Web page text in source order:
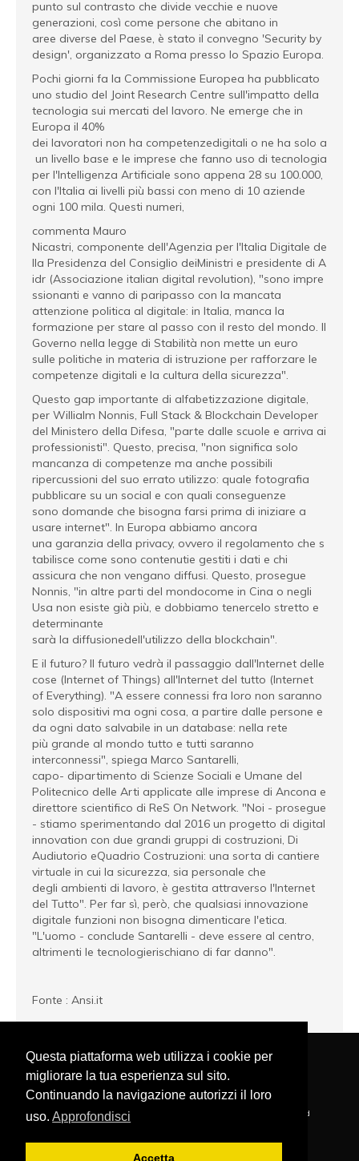
Questa piattaforma web utilizza i cookie per
migliorare la tua esperienza sul sito.
Continuando la navigazione autorizzi il loro
uso. Approfondisci
Accetta
punto sul contrasto che divide vecchie e nuove
generazioni, così come persone che abitano in
aree diverse del Paese, è stato il convegno 'Security by
design', organizzato a Roma presso lo Spazio Europa.
Pochi giorni fa la Commissione Europea ha pubblicato
uno studio del Joint Research Centre sull'impatto della
tecnologia sui mercati del lavoro. Ne emerge che in
Europa il 40%
dei lavoratori non ha competenzedigitali o ne ha solo a
un livello base e le imprese che fanno uso di tecnologia
per l'Intelligenza Artificiale sono appena 28 su 100.000,
con l'Italia ai livelli più bassi con meno di 10 aziende
ogni 100 mila. Questi numeri,
commenta Mauro
Nicastri, componente dell'Agenzia per l'Italia Digitale de
lla Presidenza del Consiglio deiMinistri e presidente di A
idr (Associazione italian digital revolution), "sono impre
ssionanti e vanno di paripasso con la mancata
attenzione politica al digitale: in Italia, manca la
formazione per stare al passo con il resto del mondo. Il
Governo nella legge di Stabilità non mette un euro
sulle politiche in materia di istruzione per rafforzare le
competenze digitali e la cultura della sicurezza".
Questo gap importante di alfabetizzazione digitale,
per Willialm Nonnis, Full Stack & Blockchain Developer
del Ministero della Difesa, "parte dalle scuole e arriva ai
professionisti". Questo, precisa, "non significa solo
mancanza di competenze ma anche possibili
ripercussioni del suo errato utilizzo: quale fotografia
pubblicare su un social e con quali conseguenze
sono domande che bisogna farsi prima di iniziare a
usare internet". In Europa abbiamo ancora
una garanzia della privacy, ovvero il regolamento che s
tabilisce come sono contenutie gestiti i dati e chi
assicura che non vengano diffusi. Questo, prosegue
Nonnis, "in altre parti del mondocome in Cina o negli
Usa non esiste già più, e dobbiamo tenercelo stretto e
determinante
sarà la diffusionedell'utilizzo della blockchain".
E il futuro? Il futuro vedrà il passaggio dall'Internet delle
cose (Internet of Things) all'Internet del tutto (Internet
of Everything). "A essere connessi fra loro non saranno
solo dispositivi ma ogni cosa, a partire dalle persone e
da ogni dato salvabile in un database: nella rete
più grande al mondo tutto e tutti saranno
interconnessi", spiega Marco Santarelli,
capo- dipartimento di Scienze Sociali e Umane del
Politecnico delle Arti applicate alle imprese di Ancona e
direttore scientifico di ReS On Network. "Noi - prosegue
- stiamo sperimentando dal 2016 un progetto di digital
innovation con due grandi gruppi di costruzioni, Di
Audiutorio eQuadrio Costruzioni: una sorta di cantiere
virtuale in cui la sicurezza, sia personale che
degli ambienti di lavoro, è gestita attraverso l'Internet
del Tutto". Per far sì, però, che qualsiasi innovazione
digitale funzioni non bisogna dimenticare l'etica.
"L'uomo - conclude Santarelli - deve essere al centro,
altrimenti le tecnologierischiano di far danno".
Fonte : Ansi.it
FONDAZIONE MARGHERITA HACK - Copyright © 2020 . All Rights Reserved
Via XXIV Maggio, 9 - 64021 Giulianova (TE) ITALY